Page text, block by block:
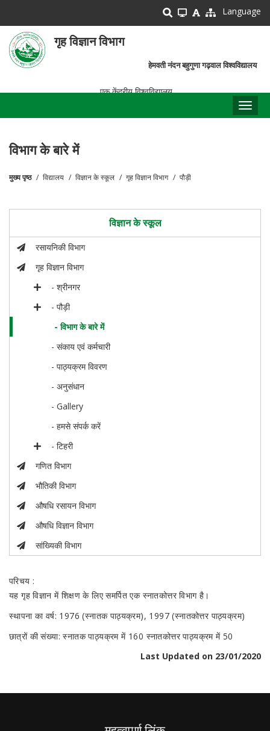
main
content
Language
गृह विज्ञान विभाग
हेमवती नंदन बहुगुणा गढ़वाल विश्वविद्यालय
एक केंद्रीय विश्वविद्यालय
विभाग के बारे में
मुख्य पृष्ठ विद्यालय विज्ञान के स्कूल गृह विज्ञान विभाग पौड़ी
विज्ञान के स्कूल
रसायनिकी विभाग
गृह विज्ञान विभाग
- श्रीनगर
- पौड़ी
- विभाग के बारे में
- संकाय एवं कर्मचारी
- पाठ्यक्रम विवरण
- अनुसंधान
- Gallery
- हमसे संपर्क करें
- टिहरी
गणित विभाग
भौतिकी विभाग
औषधि रसायन विभाग
औषधि विज्ञान विभाग
सांख्यिकी विभाग
परिचय :
यह गृह विज्ञान में शिक्षण के लिए समर्पित एक स्नातकोत्तर विभाग है।
स्थापना का वर्ष: 1976 (स्नातक पाठ्यक्रम), 1997 (स्नातकोत्तर पाठ्यक्रम)
छात्रों की संख्या: स्नातक पाठ्यक्रम में 160 स्नातकोत्तर पाठ्यक्रम में 50
Last Updated on 23/01/2020